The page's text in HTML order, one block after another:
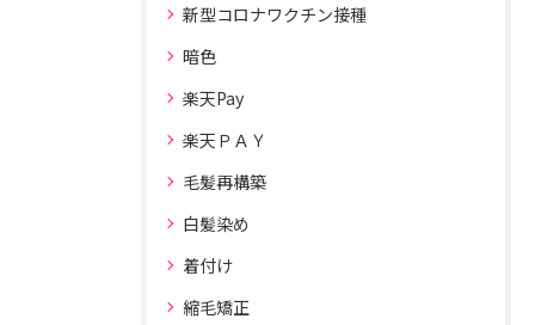
新型コロナワクチン接種
暗色
楽天Pay
楽天ＰＡＹ
毛髪再構築
白髪染め
着付け
縮毛矯正